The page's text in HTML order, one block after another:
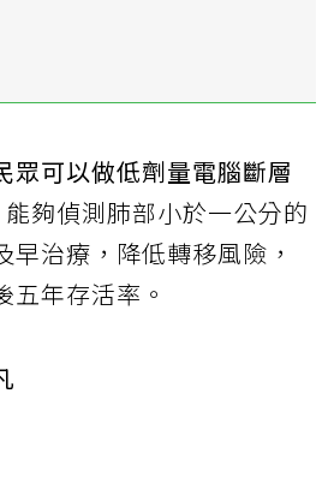
眾可以做低劑量電腦斷層
能夠偵測肺部小於一公分的
早治療，降低轉移風險，
五年存活率。